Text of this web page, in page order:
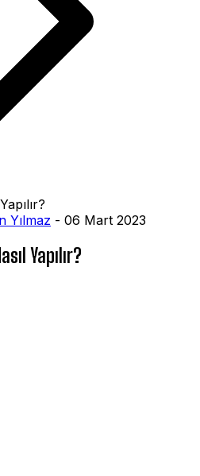
Yılmaz - 06 Mart 2023
Yapılır?